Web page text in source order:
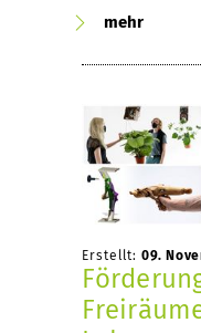
mehr
Erstellt: 09.